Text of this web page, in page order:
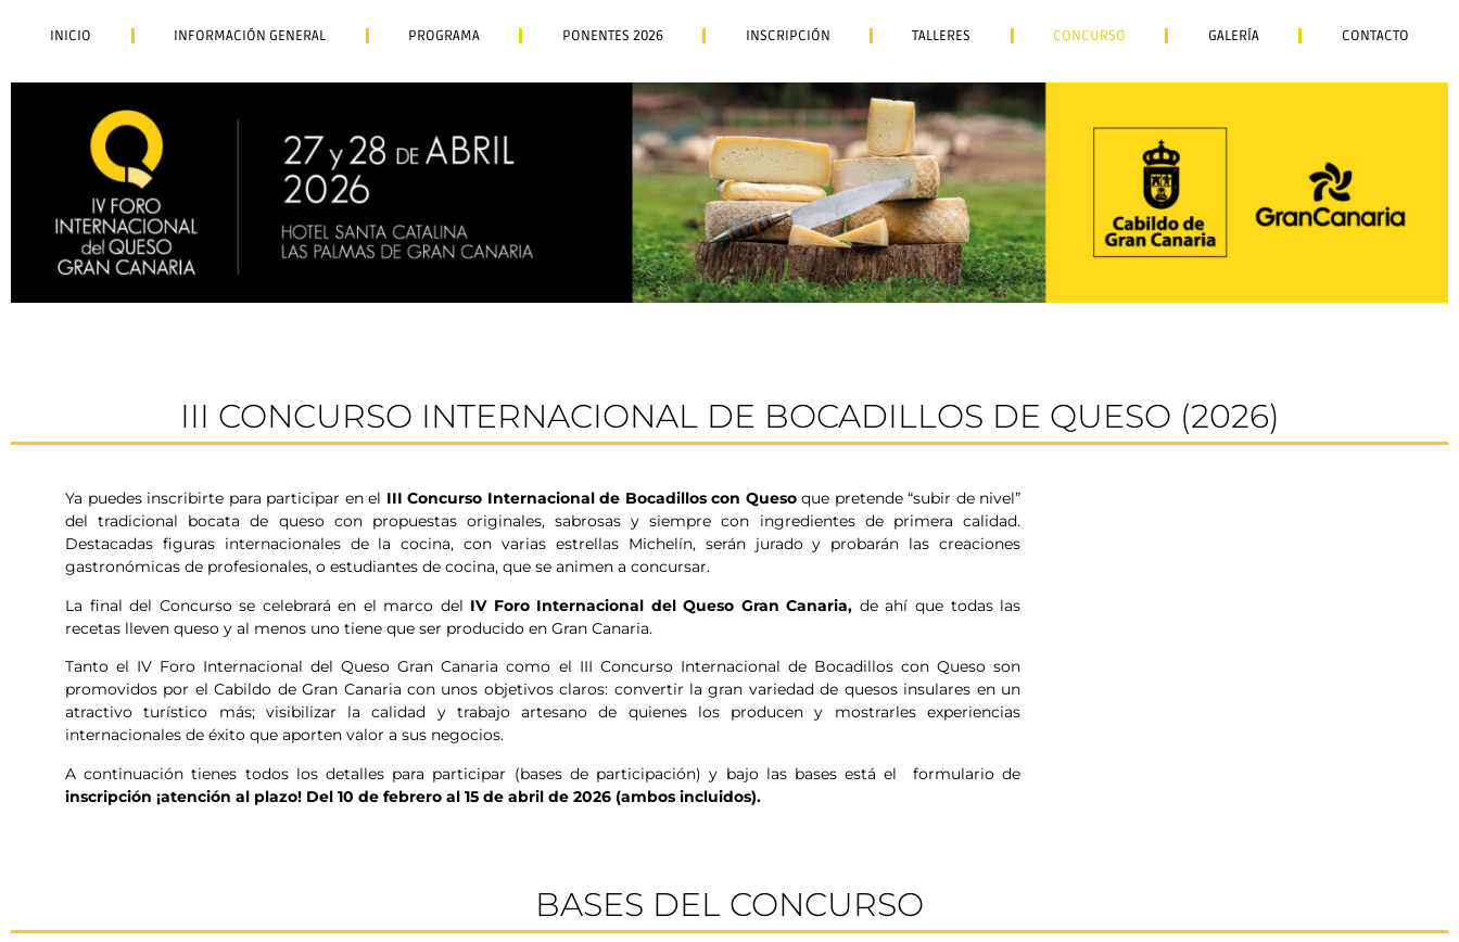
INICIO INFORMACIÓN GENERAL PROGRAMA PONENTES 2026 INSCRIPCIÓN TALLERES CONCURSO GALERÍA CONTACTO
III CONCURSO INTERNACIONAL DE BOCADILLOS DE QUESO (2026)
Ya puedes inscribirte para participar en el III Concurso Internacional de Bocadillos con Quesoque pretende “subir de nivel”
del tradicional bocata de queso con propuestas originales, sabrosas y siempre con ingredientes de primera calidad.
Destacadas figuras internacionales de la cocina, con varias estrellas Michelín, serán jurado y probarán las creaciones
gastronómicas de profesionales, o estudiantes de cocina, que se animen a concursar.
La final del Concurso se celebrará en el marco del IV Foro Internacional del Queso Gran Canaria, de ahí que todas las
recetas lleven queso y al menos uno tiene que ser producido en Gran Canaria.
Tanto el IV Foro Internacional del Queso Gran Canaria como el III Concurso Internacional de Bocadillos con Queso son
promovidos por el Cabildo de Gran Canaria con unos objetivos claros: convertir la gran variedad de quesos insulares en un
atractivo turístico más; visibilizar la calidad y trabajo artesano de quienes los producen y mostrarles experiencias
internacionales de éxito que aporten valor a sus negocios.
A continuación tienes todos los detalles para participar (bases de participación) y bajo las bases está el formulario de
inscripción ¡atención al plazo! Del 10 de febrero al 15 de abril de 2026 (ambos incluidos).
BASES DEL CONCURSO